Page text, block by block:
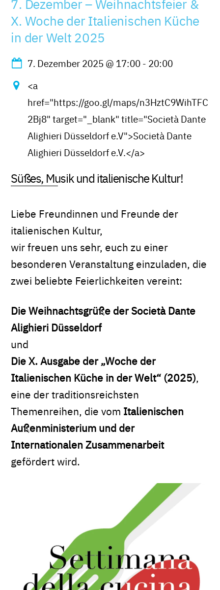
X. Woche der Italienischen Küche
in der Welt 2025
7. Dezember 2025 @ 17:00- 20:00
<a
href="https://goo.gl/maps/n3HztC9WihTFC
2Bj8" target="_blank" title="Società Dante
Alighieri Düsseldorf e.V">Società Dante
Alighieri Düsseldorf e.V.</a>
Süßes, Musik und italienische Kultur!
Liebe Freundinnen und Freunde der
italienischen Kultur,
wir freuen uns sehr, euch zu einer
besonderen Veranstaltung einzuladen, die
zwei beliebte Feierlichkeiten vereint:
Die Weihnachtsgrüße der Società Dante
Alighieri Düsseldorf
und
Die X. Ausgabe der „Woche der
Italienischen Küche in der Welt“ (2025),
eine der traditionsreichsten
Themenreihen, die vom Italienischen
Außenministerium und der
Internationalen Zusammenarbeit
gefördert wird.